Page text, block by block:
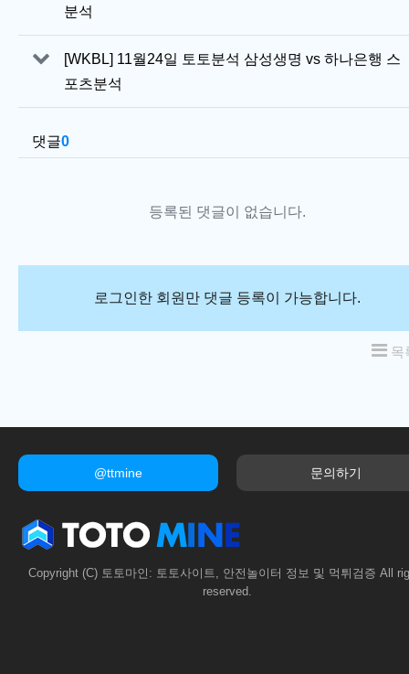
분석
[WKBL] 11월24일 토토분석 삼성생명 vs 하나은행 스
포츠분석
댓글0
등록된 댓글이 없습니다.
로그인한 회원만 댓글 등록이 가능합니다.
목
@ttmine 문의하기
Copyright (C) 토토마인: 토토사이트, 안전놀이터 정보 및 먹튀검증 All
reserved.